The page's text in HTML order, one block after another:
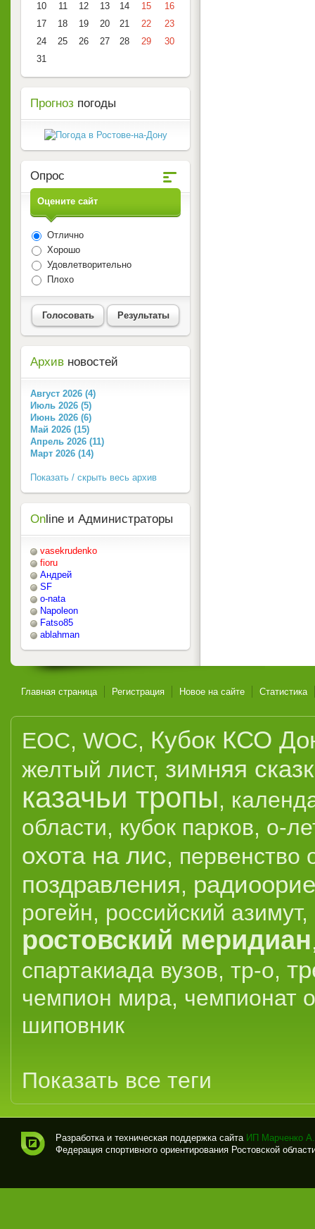
10
11 12 13 14 15
16
17
18 19 20 21 22
23
24
25 26 27 28 29
30
31
Прогноз погоды
Опрос
Оцените сайт
Отлично
Хорошо
Удовлетворительно
Плохо
Голосовать Результаты
Архив новостей
Август 2026 (4)
Июль 2026 (5)
Июнь 2026 (6)
Май 2026 (15)
Апрель 2026 (11)
Март 2026 (14)
Показать / скрыть весь архив
On line и Администраторы
vasekrudenko
fioru
Андрей
SF
o-nata
Napoleon
Fatso85
ablahman
Главная страница Регистрация Новое на сайте Статистика
EOC, WOC, Кубок КСО
желтый лист, зимняя
казачьи тропы,
области, кубок парков, о-
охота на лис, первенство
поздравления,
рогейн, российский азимут,
ростовский меридиан
спартакиада вузов, тр-о,
чемпион мира, чемпионат
шиповник
Показать все теги
вно
Разработка и техническая поддержка сайта ИП Марченко
Федерация спортивного ориентирования Ростовской